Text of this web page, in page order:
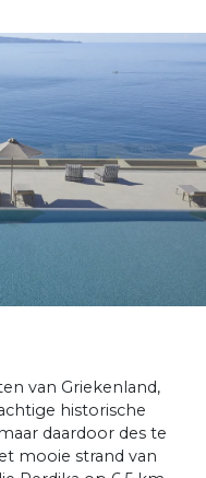
van Griekenland,
historische
daardoor des te
mooie strand van